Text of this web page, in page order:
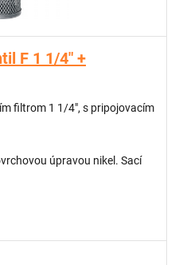
F 1 1/4" +
filtrom 1 1/4", s pripojovacím
úpravou nikel. Sací